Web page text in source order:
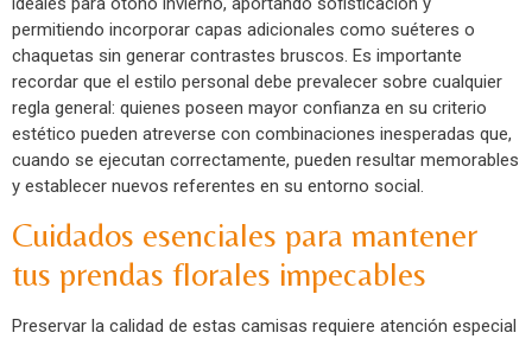
permitiendo incorporar capas adicionales como suéteres o
chaquetas sin generar contrastes bruscos. Es importante
recordar que el estilo personal debe prevalecer sobre cualquier
regla general: quienes poseen mayor confianza en su criterio
estético pueden atreverse con combinaciones inesperadas que,
cuando se ejecutan correctamente, pueden resultar memorables
y establecer nuevos referentes en su entorno social.
Cuidados esenciales para mantener
tus prendas florales impecables
Preservar la calidad de estas camisas requiere atención especial